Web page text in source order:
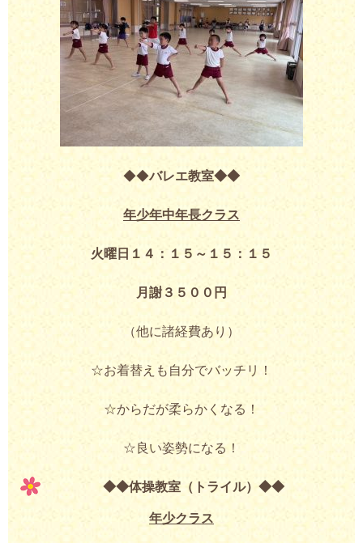
◆◆バレエ教室◆◆
年少年中年長クラス
火曜日１４：１５～１５：１５
月謝３５００円
（他に諸経費あり）
☆お着替えも自分でバッチリ！
☆からだが柔らかくなる！
☆良い姿勢になる！
◆◆体操教室（トライル）◆◆
年少クラス